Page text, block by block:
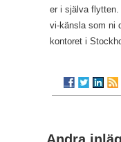
er i själva
vi-känsla som ni
kontoret i